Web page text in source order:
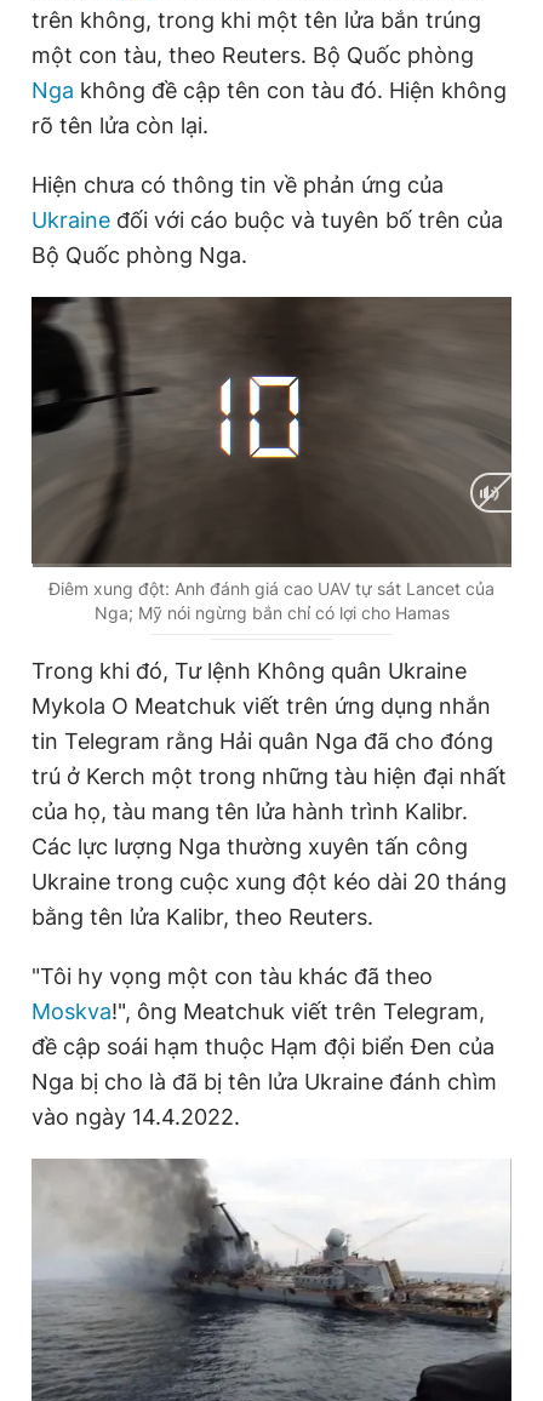
Thông tin tòa soạn Liên hệ quảng cáo
Đọc Thanh Niên trên điện thoại
Theo dõi báo trên
Liên hệ quảng cáo
Đặt báo
Tổng biên tập: Nguyễn Ngọc Toàn
Phó tổng biên tập thường trực: Hải Thành
Phó tổng biên tập: Trần Việt Hưng
Tổng thư ký tòa soạn: Đức Trung
Giấy phép xuất bản số 110/GP - BTTTT cấp ngày 24.3.2020
© 2003-2026 Bản quyền thuộc về Báo Thanh Niên. Cấm sao
chép dưới mọi hình thức nếu không có sự chấp thuận bằng văn
bản. Phát triển bởi ePi Technologies, JSC.
trên không, trong khi một tên lửa bắn trúng
một con tàu, theo Reuters. Bộ Quốc phòng
Nga không đề cập tên con tàu đó. Hiện không
rõ tên lửa còn lại.
Hiện chưa có thông tin về phản ứng của
Ukraine đối với cáo buộc và tuyên bố trên của
Bộ Quốc phòng Nga.
C
e
n
T
i
m
0:02 / D
u
o
n
16:57
Điêm xung đột: Anh đánh giá cao UAV tự sát Lancet của
Nga; Mỹ nói ngừng bắn chỉ có lợi cho Hamas
Trong khi đó, Tư lệnh Không quân Ukraine
Mykola O Meatchuk viết trên ứng dụng nhắn
tin Telegram rằng Hải quân Nga đã cho đóng
trú ở Kerch một trong những tàu hiện đại nhất
của họ, tàu mang tên lửa hành trình Kalibr.
Các lực lượng Nga thường xuyên tấn công
Ukraine trong cuộc xung đột kéo dài 20 tháng
bằng tên lửa Kalibr, theo Reuters.
"Tôi hy vọng một con tàu khác đã theo
Moskva!", ông Meatchuk viết trên Telegram,
đề cập soái hạm thuộc Hạm đội biển Đen của
Nga bị cho là đã bị tên lửa Ukraine đánh chìm
vào ngày 14.4.2022.